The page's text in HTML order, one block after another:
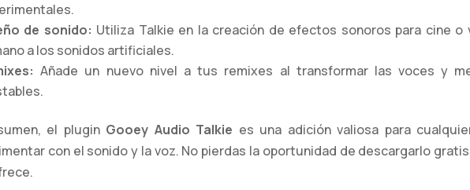
de sonido: Utiliza Talkie en la creación de efectos sonoros para cine
a los sonidos artificiales.
Añade un nuevo nivel a tus remixes al transformar las voces y
el plugin Gooey Audio Talkie es una adición valiosa para
con el sonido y la voz. No pierdas la oportunidad de descargarlo